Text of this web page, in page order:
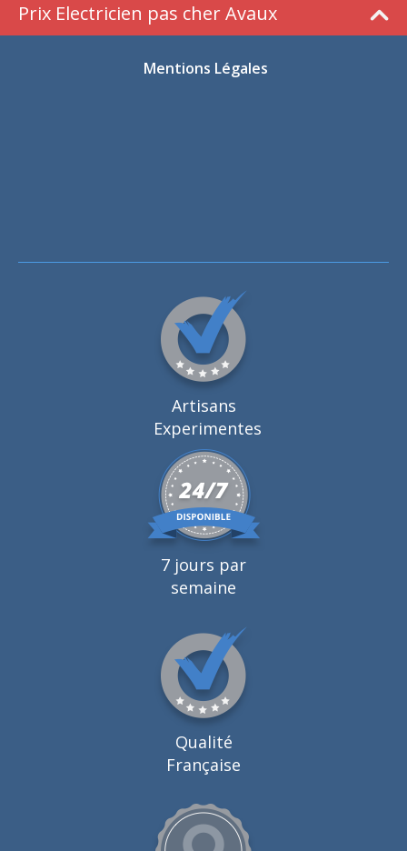
Prix Electricien pas cher Avaux
Mentions Légales
Artisans
Experimentes
7 jours par
semaine
Qualité
Française